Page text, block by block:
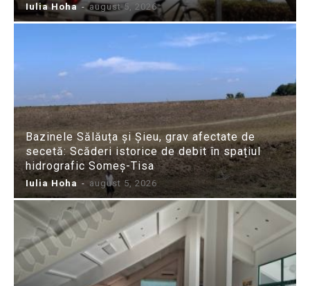
Iulia Hoha - august 5, 2026
Bazinele Sălăuța și Șieu, grav afectate de
secetă: Scăderi istorice de debit în spațiul
hidrografic Someș-Tisa
Iulia Hoha - august 5, 2026